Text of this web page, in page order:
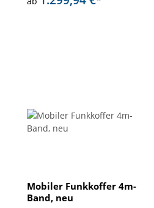
Mobiler Funkkoffer 4m-
Band, neu